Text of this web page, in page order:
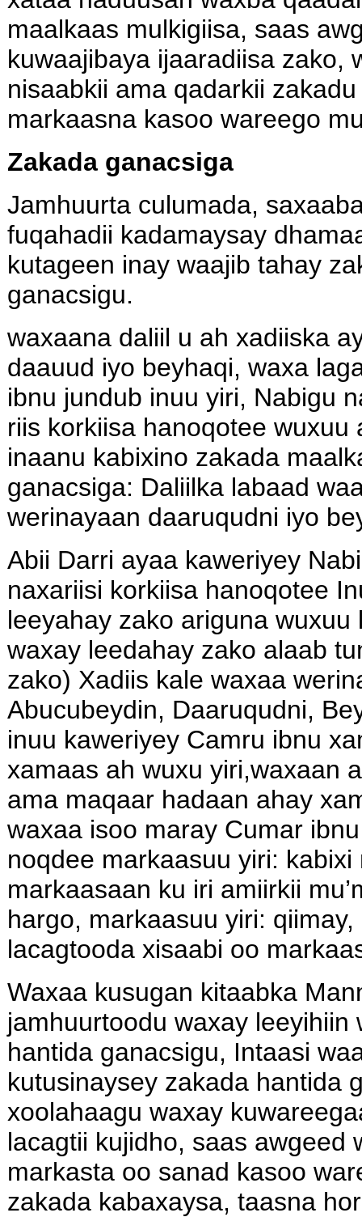
maalkaas mulkigiisa, saas
kuwaajibaya ijaaradiisa zako,
nisaabkii ama qadarkii
markaasna kasoo wareego
Zakada ganacsiga
Jamhuurta culumada,
fuqahadii kadamaysay
kutageen inay waajib tahay
ganacsigu.
waxaana daliil u ah xadiiska
daauud iyo beyhaqi, waxa
ibnu jundub inuu yiri, Nabigu
riis korkiisa hanoqotee wuxuu
inaanu kabixino zakada
ganacsiga: Daliilka labaad
werinayaan daaruqudni iyo
Abii Darri ayaa kaweriyey
naxariisi korkiisa hanoqotee
leeyahay zako ariguna wuxuu
waxay leedahay zako alaab
zako) Xadiis kale waxaa
Abucubeydin, Daaruqudni,
inuu kaweriyey Camru ibnu
xamaas ah wuxu yiri,waxaan
ama maqaar hadaan ahay
waxaa isoo maray Cumar
noqdee markaasuu yiri:
markaasaan ku iri amiirkii
hargo, markaasuu yiri:
lacagtooda xisaabi oo
Waxaa kusugan kitaabka
jamhuurtoodu waxay leeyihiin
hantida ganacsigu, Intaasi
kutusinaysey zakada hantida
xoolahaagu waxay
lacagtii kujidho, saas awgeed
markasta oo sanad kasoo
zakada kabaxaysa, taasna